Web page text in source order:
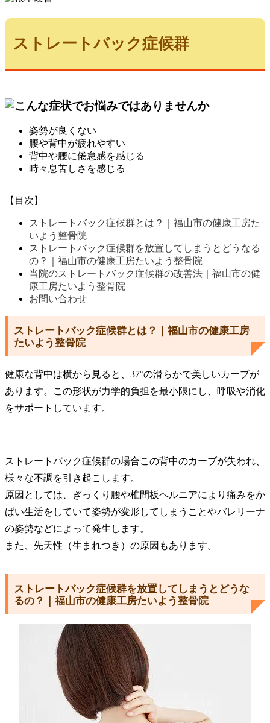
ストレートバック症候群
姿勢が良くない
腰や背中が疲れやすい
背中や腰に倦怠感を感じる
時々息苦しさを感じる
【目次】
ストレートバック症候群とは？｜福山市の健康工房た
いよう整骨院
ストレートバック症候群を放置してしまうとどうなる
の？｜福山市の健康工房たいよう整骨院
当院のストレートバック症候群の改善法｜福山市の健
康工房たいよう整骨院
お問い合わせ
ストレートバック症候群とは？｜福山市の健康工房
たいよう整骨院
健康な背中は横から見ると、37°の滑らかで美しいカーブが
あります。この形状が力学的負担を最小限にし、呼吸や消化
をサポートしています。
ストレートバック症候群の場合この背中のカーブが失われ、
様々な不調を引き起こします。
原因としては、ぎっくり腰や椎間板ヘルニアにより痛みをか
ばい生活をしていて姿勢が変形してしまうことやバレリーナ
の姿勢などによって発生します。
また、先天性（生まれつき）の原因もあります。
ストレートバック症候群を放置してしまうとどうな
るの？｜福山市の健康工房たいよう整骨院